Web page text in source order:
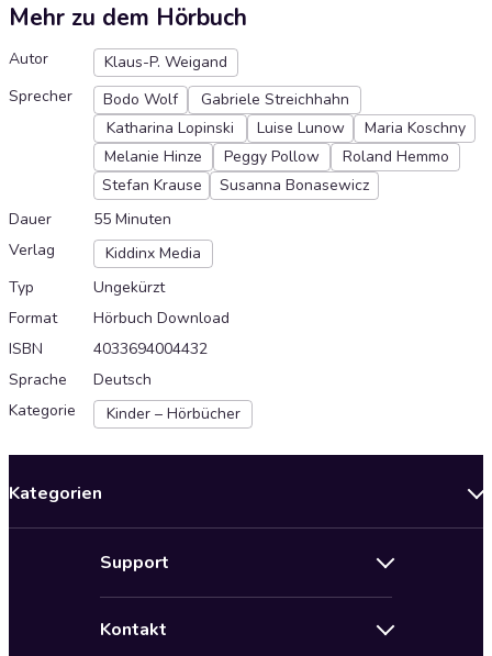
Mehr zu dem Hörbuch
Autor
Klaus-P. Weigand
Sprecher
Bodo Wolf
Gabriele Streichhahn
Katharina Lopinski
Luise Lunow
Maria Koschny
Melanie Hinze
Peggy Pollow
Roland Hemmo
Stefan Krause
Susanna Bonasewicz
Dauer
55 Minuten
Verlag
Kiddinx Media
Typ
Ungekürzt
Format
Hörbuch Download
ISBN
4033694004432
Sprache
Deutsch
Kategorie
Kinder – Hörbücher
Kategorien
Support
Kontakt